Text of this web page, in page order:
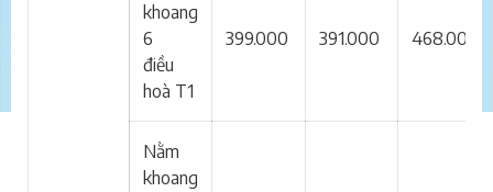
khoang
6
điều
hoà T1
399.000 391.000 468.000
Nằm
khoang